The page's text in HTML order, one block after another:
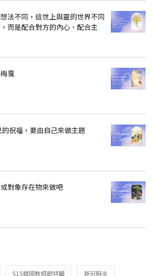
法不同，這世上與靈的世界不同
而是配合對方的內心、配合主
戛
的祝福，要由自己來做主題
對象存在物來做吧
515韓國教師節特輯 新冠肺炎